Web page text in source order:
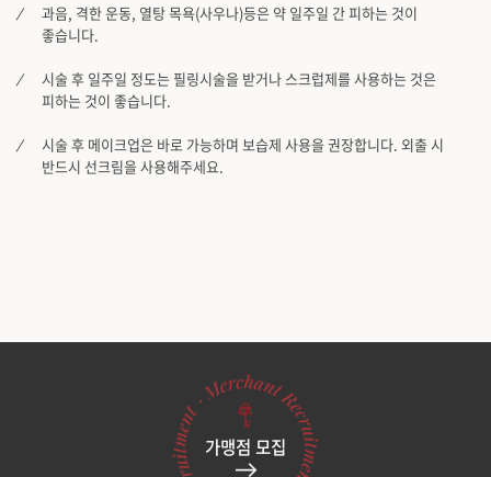
과음, 격한 운동, 열탕 목욕(사우나)등은 약 일주일 간 피하는 것이
좋습니다.
시술 후 일주일 정도는 필링시술을 받거나 스크럽제를 사용하는 것은
피하는 것이 좋습니다.
시술 후 메이크업은 바로 가능하며 보습제 사용을 권장합니다. 외출 시
반드시 선크림을 사용해주세요.
가맹점 모집